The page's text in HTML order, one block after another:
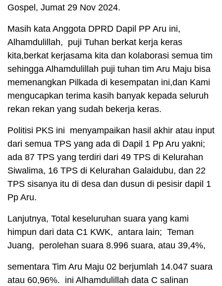
Gospel, Jumat 29 Nov 2024.
Masih kata Anggota DPRD Dapil PP Aru ini,
Alhamdulillah, puji Tuhan berkat kerja keras
kita,berkat kerjasama kita dan kolaborasi semua tim
sehingga Alhamdulillah puji tuhan tim Aru Maju bisa
memenangkan Pilkada di kesempatan ini,dan Kami
mengucapkan terima kasih banyak kepada seluruh
rekan rekan yang sudah bekerja keras.
Politisi PKS ini menyampaikan hasil akhir atau input
dari semua TPS yang ada di Dapil 1 Pp Aru yakni;
ada 87 TPS yang terdiri dari 49 TPS di Kelurahan
Siwalima, 16 TPS di Kelurahan Galaidubu, dan 22
TPS sisanya itu di desa dan dusun di pesisir dapil 1
Pp Aru.
Lanjutnya, Total keseluruhan suara yang kami
himpun dari data C1 KWK, antara lain; Teman
Juang, perolehan suara 8.996 suara, atau 39,4%,
sementara Tim Aru Maju 02 berjumlah 14.047 suara
atau 60,96%. ini Alhamdulillah data C salinan